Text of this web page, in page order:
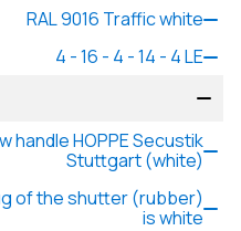
RAL 9016 Traffic white
4 - 16 - 4 - 14 - 4 LE
handle HOPPE Secustik
Stuttgart (white)
of the shutter (rubber)
is white